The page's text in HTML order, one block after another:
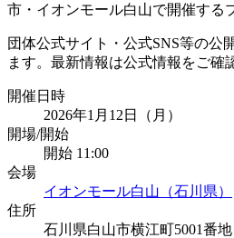
市・イオンモール白山で開催する
団体公式サイト・公式SNS等の公
ます。最新情報は公式情報をご確
開催日時
2026年1月12日（月）
開場/開始
開始 11:00
会場
イオンモール白山（石川県）
住所
石川県白山市横江町5001番地